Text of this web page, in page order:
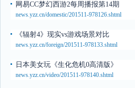
网易CC梦幻西游2每周播报第14期
news.yzz.cn/domestic/201511-978126.shtml
《辐射4》现实vs游戏场景对比
news.yzz.cn/foreign/201511-978133.shtml
日本美女玩《生化危机0高清版》
news.yzz.cn/video/201511-978140.shtml